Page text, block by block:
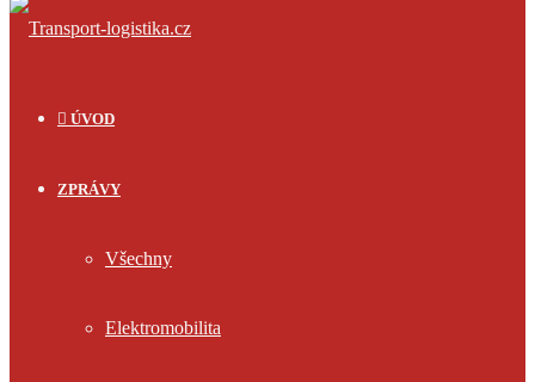
ÚVOD
ZPRÁVY
Všechny
Elektromobilita